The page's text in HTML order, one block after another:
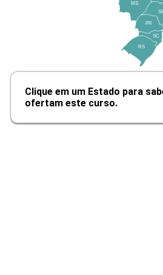
10h
Funções da Imagem e
MS
PR
SC
RS
Clique em um Estado para
ofertam este curso.